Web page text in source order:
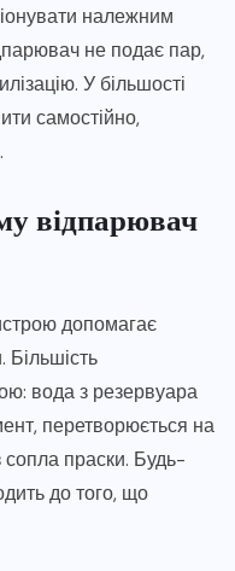
належним
не подає пар,
У більшості
самостійно,
відпарювач
допомагає
вода з резервуара
перетворюється на
сопла праски. Будь-
до того, що